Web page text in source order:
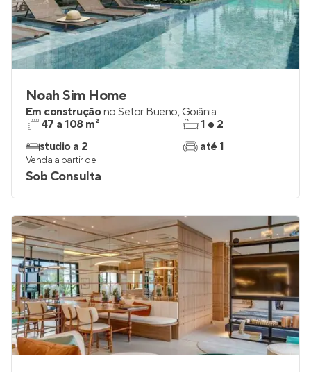
Noah Sim Home
Em construçãono Setor Bueno, Goiânia
47 a 108 m²
studio a 2
1 e 2
até 1
Venda a partir de
Sob Consulta